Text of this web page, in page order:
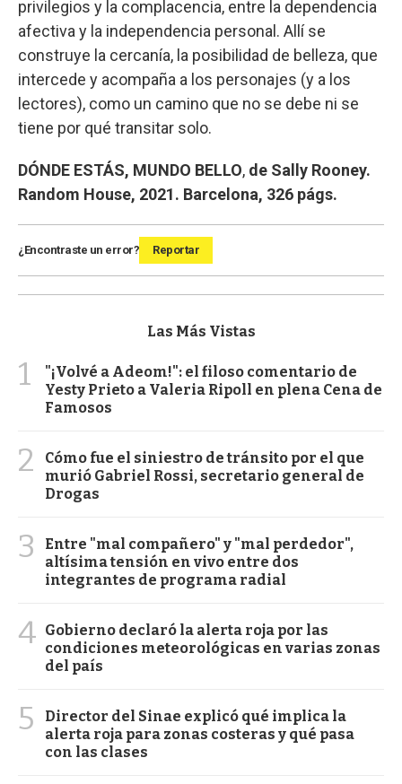
privilegios y la complacencia, entre la dependencia
afectiva y la independencia personal. Allí se
construye la cercanía, la posibilidad de belleza, que
intercede y acompaña a los personajes (y a los
lectores), como un camino que no se debe ni se
tiene por qué transitar solo.
DÓNDE ESTÁS, MUNDO BELLO, de Sally Rooney.
Random House, 2021. Barcelona, 326 págs.
¿Encontraste un error? Reportar
Las Más Vistas
1
"¡Volvé a Adeom!": el filoso comentario de
Yesty Prieto a Valeria Ripoll en plena Cena de
Famosos
2
Cómo fue el siniestro de tránsito por el que
murió Gabriel Rossi, secretario general de
Drogas
3
Entre "mal compañero" y "mal perdedor",
altísima tensión en vivo entre dos
integrantes de programa radial
4 Gobierno declaró la alerta roja por las
condiciones meteorológicas en varias zonas
del país
5
Director del Sinae explicó qué implica la
alerta roja para zonas costeras y qué pasa
con las clases